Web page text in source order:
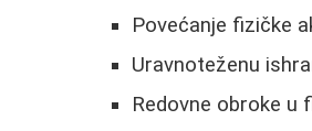
Povećanje fizičke
Uravnoteženu
Redovne obroke u